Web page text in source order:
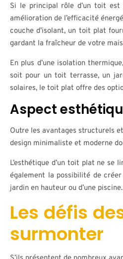
Si le principal rôle d’un toit
amélioration de l’efficacité
couche d’isolant, un toit plat
gardant la fraîcheur de votre
En plus d’une isolation
soit pour un toit terrasse, un
solaires, le toit plat offre des
Aspect
Outre les avantages structurels
design minimaliste et moderne
L’esthétique d’un toit plat ne
également la possibilité de créer
jardin en hauteur ou d’une piscine.
Les défis
surmonter